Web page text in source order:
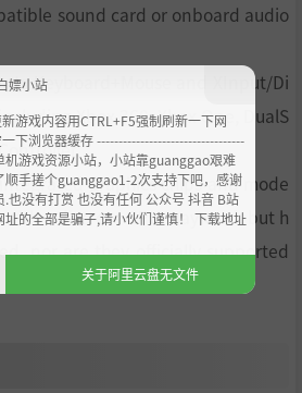
sound card or onboard audio
Keyboard+Mouse and XInput/Di
Xbox 360, Xbox One, DualS
graphics chips and mode
a discrete GPU may work but h
nor are they officially supported
嫖小站
游戏内容用CTRL+F5强制刷新一下网
下浏览器缓存 ----------------------------------
机游戏资源小站，小站靠guanggao艰难
顺手搓个guanggao1-2次支持下吧，感谢
也没有打赏 也没有任何 公众号 抖音 B站
址的全部是骗子,请小伙们谨慎！ 下载地址
关于阿里云盘无文件